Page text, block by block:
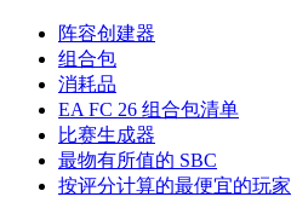
阵容创建器
组合包
消耗品
EA FC 26 组合包清单
比赛生成器
最物有所值的 SBC
按评分计算的最便宜的玩家